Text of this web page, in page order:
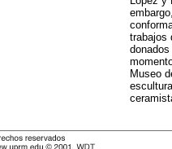
trabajos
Museo